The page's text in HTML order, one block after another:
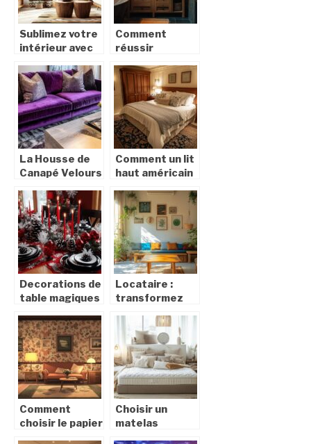
Sublimez votre
intérieur avec
avec motifs
africains
certifiés éco-
responsables
Comment
réussir
de votre salle
de bain à
Bordeaux avec
des solutions
sur-mesure
La Housse de
Canapé Velours
Alliance
Parfaite entre
Protection et
Décoration
pour
Propriétaires
d’Animaux
Comment un lit
haut américain
votre chambre
en havre de
confort
Decorations de
table magiques
rouge, noir et
blanc
Locataire :
transformez
avec des
accessoires
amovibles
Comment
choisir le papier
Choisir un
matelas